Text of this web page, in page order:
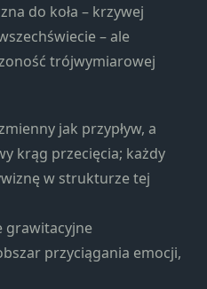
do koła – krzywej
– ale
trójwymiarowej
jak przypływ, a
krąg przecięcia; każdy
w strukturze tej
grawitacyjne
przyciągania emocji,
nie są
opcjonalne. Są
do
internetowej.
Statystyka
poprawić
funkcjonalność
i strukturę